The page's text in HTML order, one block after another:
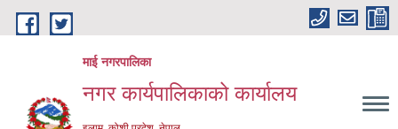
Skip to main content
माई नगरपालिका
नगर कार्यपालिकाको कार्यालय